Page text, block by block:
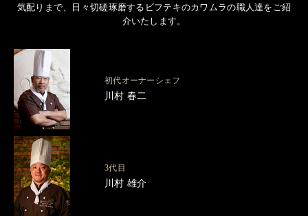
気配りまで、
日々切磋琢磨するビフテキのカワムラの職人達をご紹
介いたします。
初代オーナーシェフ
川村 春二
3代目
川村 雄介